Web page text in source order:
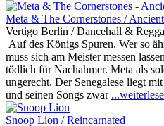
Meta & The Cornerstones /
Vertigo Berlin / Dancehall &
Auf des Königs Spuren. Wer so
muss sich am Meister messen
tödlich für Nachahmer. Meta als
ungerecht. Der Senegalese liegt
und seinen Songs zwar
Snoop Lion / Reincarnated